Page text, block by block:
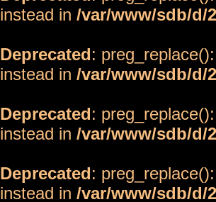
instead in /var/www/sdb/d/
Deprecated:
instead in /var/www/sdb/d/
Deprecated:
instead in /var/www/sdb/d/
Deprecated:
instead in /var/www/sdb/d/